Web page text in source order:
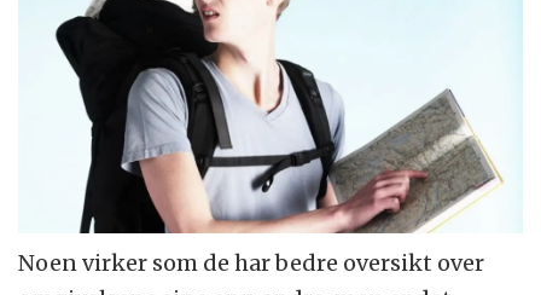
Noen virker som de har bedre oversikt over